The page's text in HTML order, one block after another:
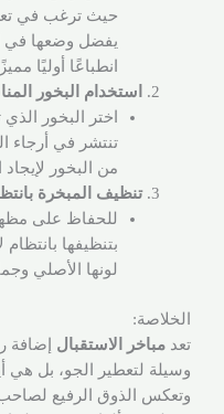
حيث ترغب في
يفضل وضعها في
انطباعًا أوليًا
استخدام البخور
اختر البخور
تنتشر في أرجاء
من البخور
تنظيف المبخرة
للحفاظ على
بتنظيفها
لونها الأصلي
الخلاصة:
تعد مباخر الاستقبال إضافة
وسيلة لتعطير الجو، بل هي
وتعكس الذوق الرفيع